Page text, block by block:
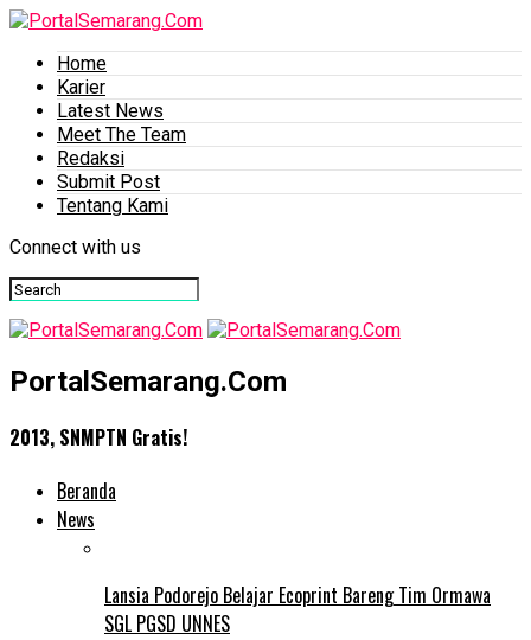
Home
Karier
Latest News
Meet The Team
Redaksi
Submit Post
Tentang Kami
Connect with us
PortalSemarang.Com
2013, SNMPTN Gratis!
Beranda
News
Lansia Podorejo Belajar Ecoprint Bareng Tim Ormawa
SGL PGSD UNNES